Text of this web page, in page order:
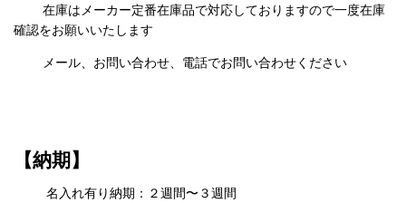
在庫はメーカー定番在庫品で対応しておりますので一度在庫
確認をお願いいたします
メール、お問い合わせ、電話でお問い合わせください
【納期】
名入れ有り納期：２週間〜３週間